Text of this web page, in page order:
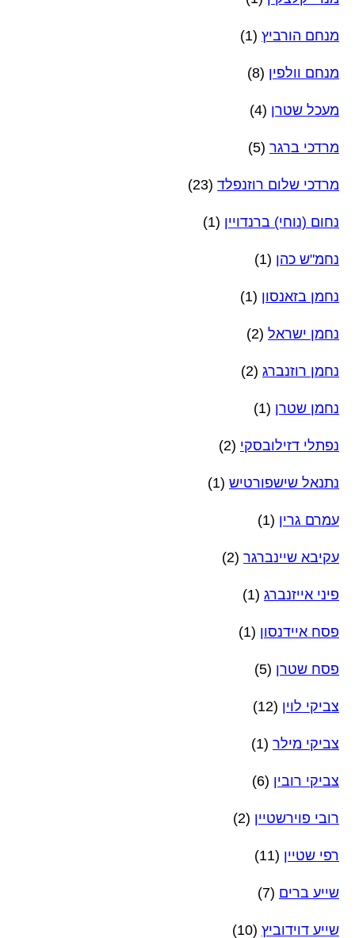
מנחם הורביץ (1)
מנחם וולפין (8)
מעכל שטרן (4)
מרדכי ברגר (5)
מרדכי שלום רוזנפלד (23)
נחום (נוחי) ברנדויין (1)
נחמ"ש כהן (1)
נחמן בזאנסון (1)
נחמן ישראל (2)
נחמן רוזנברג (2)
נחמן שטרן (1)
נפתלי דזילובסקי (2)
נתנאל שישפורטיש (1)
עמרם גרין (1)
עקיבא שיינברגר (2)
פיני אייזנברג (1)
פסח איידנסון (1)
פסח שטרן (5)
צביקי לוין (12)
צביקי מילר (1)
צביקי רובין (6)
רובי פוירשטיין (2)
רפי שטיין (11)
שייע ברים (7)
שייע דוידוביץ (10)